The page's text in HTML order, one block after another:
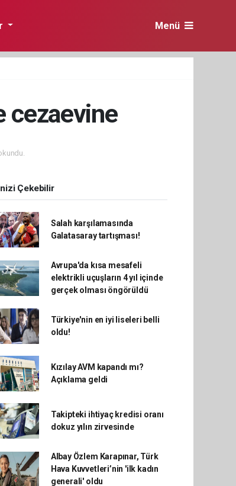
Menü
cezaevine
Çekebilir
Salah karşılamasında
Galatasaray tartışması!
Avrupa'da kısa mesafeli
elektrikli uçuşların 4 yıl içinde
gerçek olması öngörüldü
Türkiye'nin en iyi liseleri belli
oldu!
Kızılay AVM kapandı mı?
Açıklama geldi
Takipteki ihtiyaç kredisi oranı
dokuz yılın zirvesinde
Albay Özlem Karapınar, Türk
Hava Kuvvetleri’nin 'ilk kadın
generali' oldu